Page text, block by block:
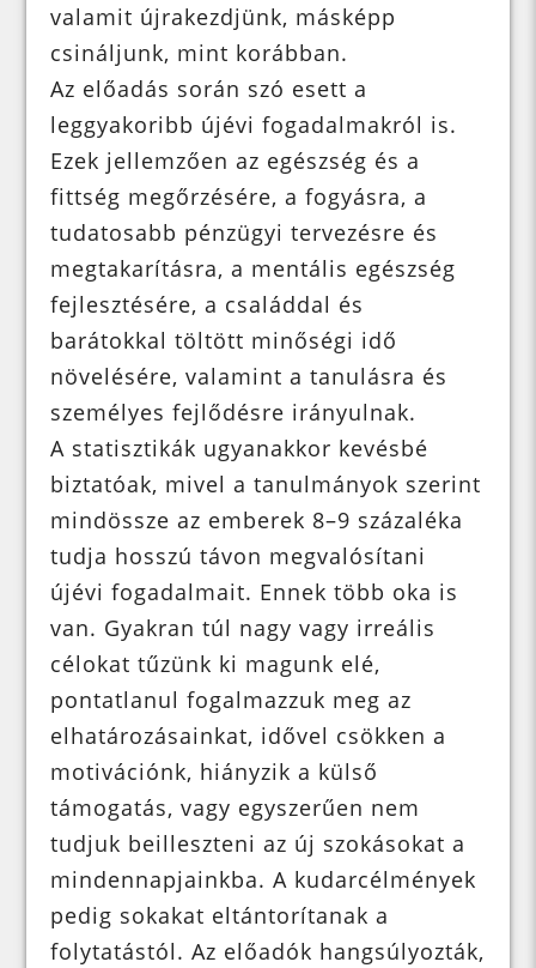
valamit újrakezdjünk, másképp
csináljunk, mint korábban.
Az előadás során szó esett a
leggyakoribb újévi fogadalmakról is.
Ezek jellemzően az egészség és a
fittség megőrzésére, a fogyásra, a
tudatosabb pénzügyi tervezésre és
megtakarításra, a mentális egészség
fejlesztésére, a családdal és
barátokkal töltött minőségi idő
növelésére, valamint a tanulásra és
személyes fejlődésre irányulnak.
A statisztikák ugyanakkor kevésbé
biztatóak, mivel a tanulmányok szerint
mindössze az emberek 8–9 százaléka
tudja hosszú távon megvalósítani
újévi fogadalmait. Ennek több oka is
van. Gyakran túl nagy vagy irreális
célokat tűzünk ki magunk elé,
pontatlanul fogalmazzuk meg az
elhatározásainkat, idővel csökken a
motivációnk, hiányzik a külső
támogatás, vagy egyszerűen nem
tudjuk beilleszteni az új szokásokat a
mindennapjainkba. A kudarcélmények
pedig sokakat eltántorítanak a
folytatástól. Az előadók hangsúlyozták,